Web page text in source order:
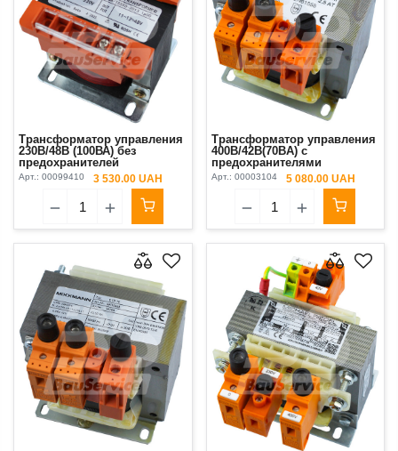
Трансформатор управления
230В/48В (100ВА) без
предохранителей
Арт.: 00099410 3 530.00 UAH
Трансформатор управления
400В/42В(70ВA) с
предохранителями
Putzmeister Original
Арт.: 00003104 5 080.00 UAH